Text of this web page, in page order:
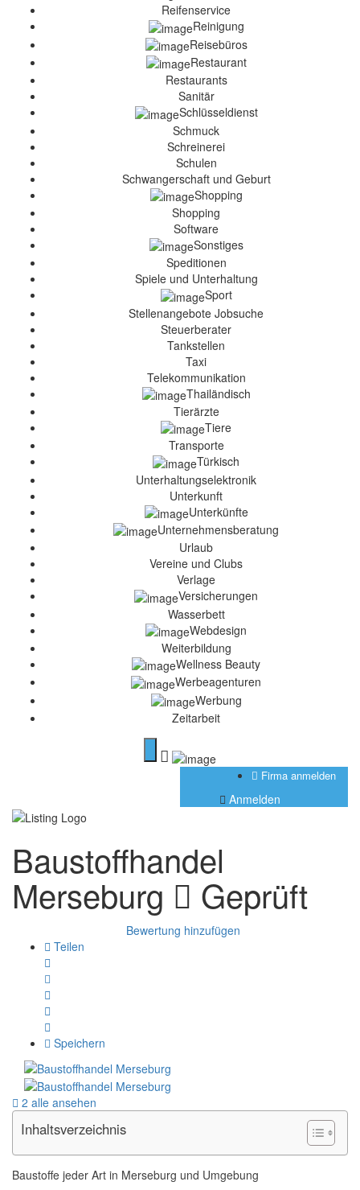
Reifenservice
Reinigung
Reisebüros
Restaurant
Restaurants
Sanitär
Schlüsseldienst
Schmuck
Schreinerei
Schulen
Schwangerschaft und Geburt
Shopping
Shopping
Software
Sonstiges
Speditionen
Spiele und Unterhaltung
Sport
Stellenangebote Jobsuche
Steuerberater
Tankstellen
Taxi
Telekommunikation
Thailändisch
Tierärzte
Tiere
Transporte
Türkisch
Unterhaltungselektronik
Unterkunft
Unterkünfte
Unternehmensberatung
Urlaub
Vereine und Clubs
Verlage
Versicherungen
Wasserbett
Webdesign
Weiterbildung
Wellness Beauty
Werbeagenturen
Werbung
Zeitarbeit
Firma anmelden
Anmelden
Baustoffhandel
Merseburg Geprüft
Bewertung hinzufügen
Teilen
Speichern
2 alle ansehen
Inhaltsverzeichnis
Baustoffe jeder Art in Merseburg und Umgebung